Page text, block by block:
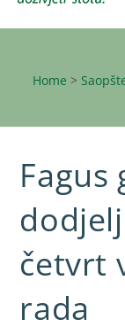
Home >
Fagus
četvrt
rada